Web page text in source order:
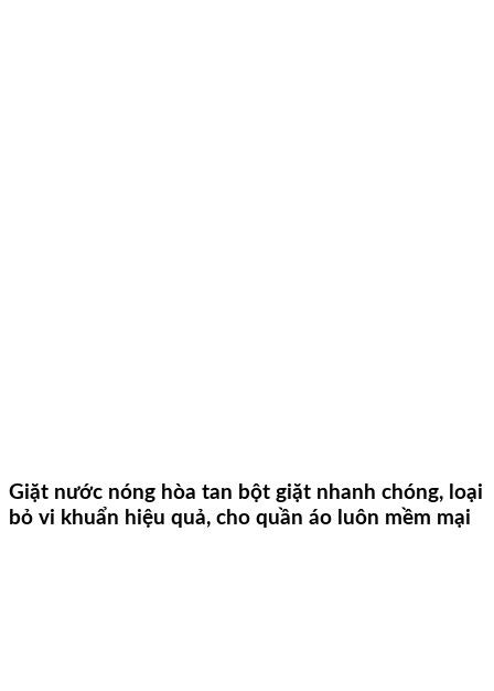
Giặt nước nóng hòa tan bột giặt nhanh chóng, loại
bỏ vi khuẩn hiệu quả, cho quần áo luôn mềm mại